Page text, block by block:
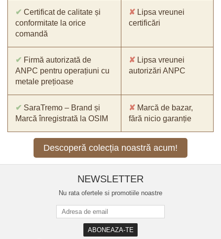
✔ Certificat de calitate și
conformitate la orice
comandă
✘ Lipsa vreunei
certificări
✔ Firmă autorizată de
ANPC pentru operațiuni cu
metale prețioase
✘ Lipsa vreunei
autorizări ANPC
✔ SaraTremo – Brand și
Marcă înregistrată la OSIM
✘ Marcă de bazar,
fără nicio garanție
Descoperă colecția noastră acum!
NEWSLETTER
Nu rata ofertele si promotiile noastre